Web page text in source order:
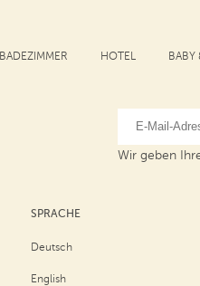
BADEZIMMER HOTEL BABY
Wir geben
SPRACHE
Deutsch
English